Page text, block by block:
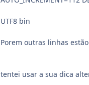
UTF8 bin
Porem outras linhas
tentei usar a sua dica